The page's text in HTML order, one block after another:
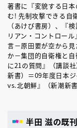
著書に『変貌する日
む! 先制攻撃できる自
（あけび書房）、『
リアン・コントロー
言－原田要が空から
か－集団的自衛権と
に21の質問』（講談
新書）＝09年度日本
vs.北朝鮮』（新潮新
半田 滋の既